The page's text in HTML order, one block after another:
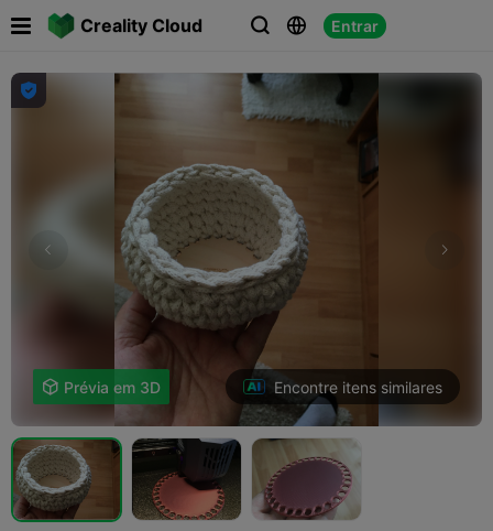
Creality Cloud   Entrar
 

 Prévia em 3D Encontre itens similares